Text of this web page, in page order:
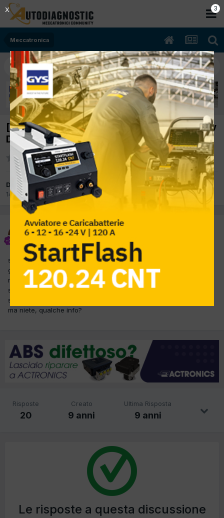
Meccatronica
[renault modus 09/2006 1461cc k9k t7 63Kw
Diesel] codice iniettori non memorizza
Da ndonio
14 Aprile 2017inMeccatronica
ndonio
14 Aprile 2017
sostituito il motore, su strada si accende avviso alimentazione
guasta, in diagnosi errore p0170 codice iniettori non memorizato,
non cancellabile riprogrammato iniettori piu' volte con piu'
strumenti, texa brain bee launch ma non riesco a risolvere errore
sempre presente fatto anche una 40tina di km per assestamento
ma niete, qualche info?
Risposte
20
Creato
9 anni
Ultima Risposta
9 anni
Le risposte a questa discussione
2
X